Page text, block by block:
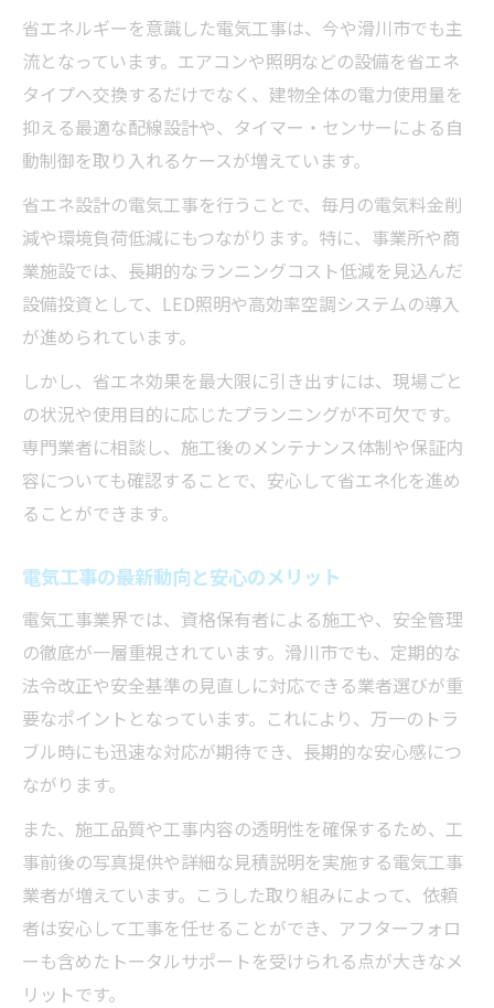
省エネルギーを意識した電気工事は、今や滑川市でも主
流となっています。エアコンや照明などの設備を省エネ
タイプへ交換するだけでなく、建物全体の電力使用量を
抑える最適な配線設計や、タイマー・センサーによる自
動制御を取り入れるケースが増えています。
省エネ設計の電気工事を行うことで、毎月の電気料金削
減や環境負荷低減にもつながります。特に、事業所や商
業施設では、長期的なランニングコスト低減を見込んだ
設備投資として、LED照明や高効率空調システムの導入
が進められています。
しかし、省エネ効果を最大限に引き出すには、現場ごと
の状況や使用目的に応じたプランニングが不可欠です。
専門業者に相談し、施工後のメンテナンス体制や保証内
容についても確認することで、安心して省エネ化を進め
ることができます。
電気工事の最新動向と安心のメリット
電気工事業界では、資格保有者による施工や、安全管理
の徹底が一層重視されています。滑川市でも、定期的な
法令改正や安全基準の見直しに対応できる業者選びが重
要なポイントとなっています。これにより、万一のトラ
ブル時にも迅速な対応が期待でき、長期的な安心感につ
ながります。
また、施工品質や工事内容の透明性を確保するため、工
事前後の写真提供や詳細な見積説明を実施する電気工事
業者が増えています。こうした取り組みによって、依頼
者は安心して工事を任せることができ、アフターフォロ
ーも含めたトータルサポートを受けられる点が大きなメ
リットです。